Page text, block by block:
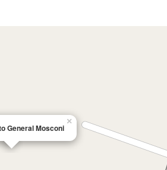
General Mosconi
×